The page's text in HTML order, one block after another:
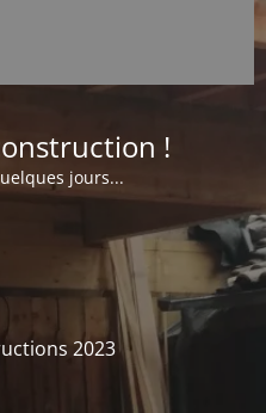
!
jours...
2023